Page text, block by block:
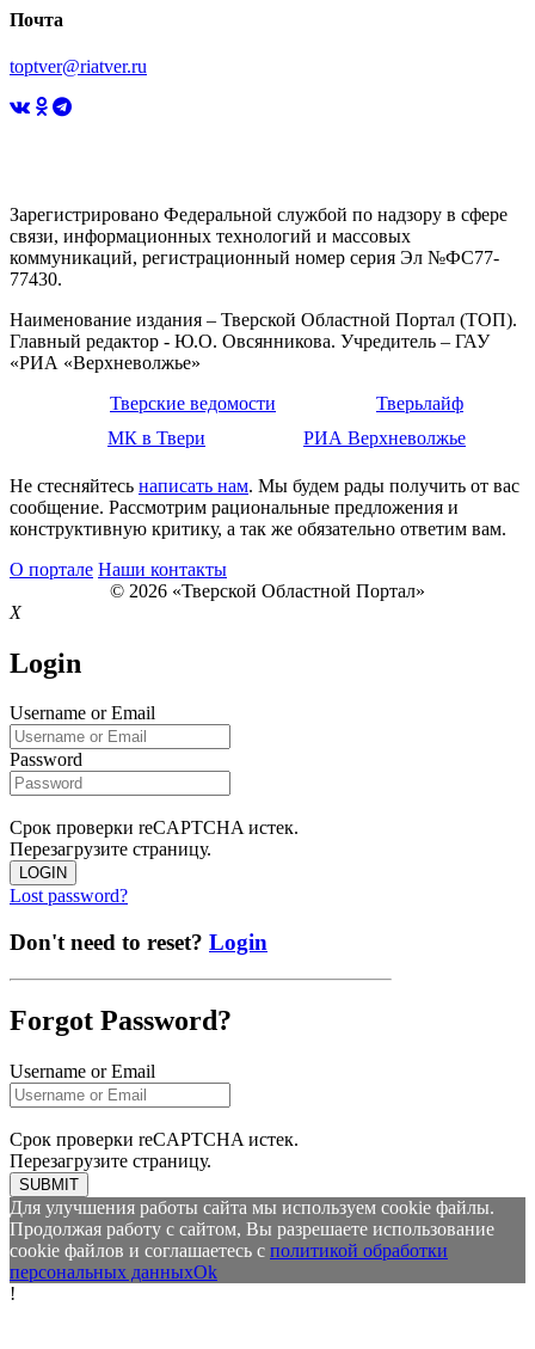
Почта
toptver@riatver.ru
Зарегистрировано Федеральной службой по надзору в сфере
связи, информационных технологий и массовых
коммуникаций, регистрационный номер серия Эл №ФС77-
77430.
Наименование издания – Тверской Областной Портал (ТОП).
Главный редактор - Ю.О. Овсянникова. Учредитель – ГАУ
«РИА «Верхневолжье»
Тверские ведомости
Тверьлайф
МК в Твери
РИА Верхневолжье
Не стесняйтесь написать нам. Мы будем рады получить от вас
сообщение. Рассмотрим рациональные предложения и
конструктивную критику, а так же обязательно ответим вам.
О портале Наши контакты
© 2026 «Тверской Областной Портал»
X
Login
Username or Email
Password
Срок проверки reCAPTCHA истек.
Перезагрузите страницу.
LOGIN
Lost password?
Don't need to reset? Login
Forgot Password?
Username or Email
Срок проверки reCAPTCHA истек.
Перезагрузите страницу.
SUBMIT
Для улучшения работы сайта мы используем cookie файлы.
Продолжая работу с сайтом, Вы разрешаете использование
cookie файлов и соглашаетесь с политикой обработки
персональных данныхOk
!